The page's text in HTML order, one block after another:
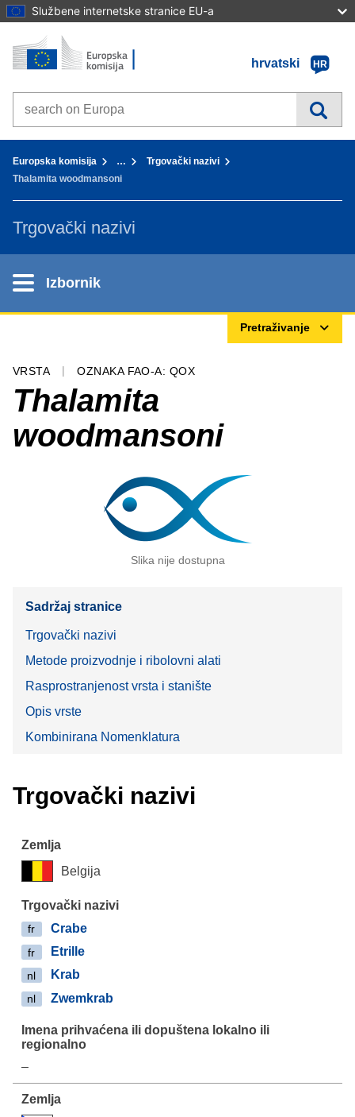
Službene internetske stranice EU-a
Idi na sadržaj
Početna stranica - Europska komisija
hrvatski
HR
Search on Europa websites
Europska komisija …
Trgovački nazivi
Thalamita woodmansoni
Trgovački nazivi
Izbornik
Pretraživanje
VRSTA OZNAKA FAO-A: QOX
Thalamita
woodmansoni
Slika nije dostupna
Sadržaj stranice
Trgovački nazivi
Metode proizvodnje i ribolovni alati
Rasprostranjenost vrsta i stanište
Opis vrste
Kombinirana Nomenklatura
Trgovački nazivi
Belgija
fr Crabe
fr Etrille
nl Krab
nl Zwemkrab
–